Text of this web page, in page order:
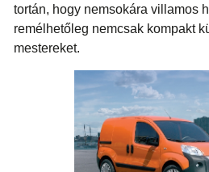
tortán, hogy nemsokára villamos
remélhetőleg nemcsak kompakt
mestereket.